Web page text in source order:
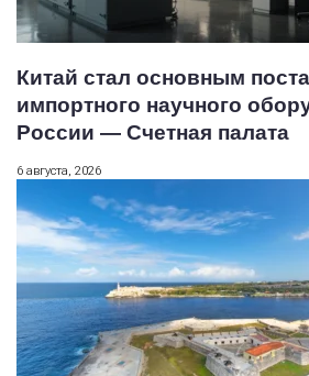
Китай стал основным
импортного научного
России — Счетная палата
6 августа, 2026